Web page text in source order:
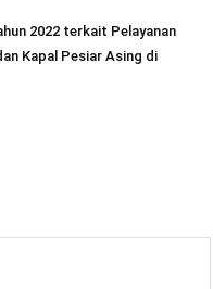
2022 terkait Pelayanan
Kapal Pesiar Asing di